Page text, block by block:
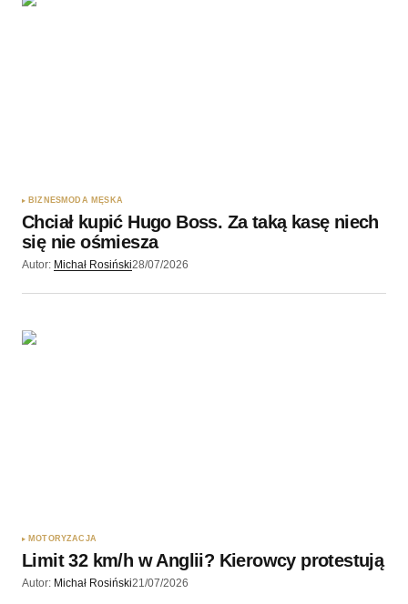
Wyślij komentarz
BIZNESMODA MĘSKA
Chciał kupić Hugo Boss. Za taką kasę niech
się nie ośmiesza
Autor: Michał Rosiński28/07/2026
MOTORYZACJA
Limit 32 km/h w Anglii? Kierowcy protestują
Autor: Michał Rosiński21/07/2026